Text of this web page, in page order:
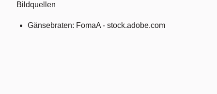
Bildquellen
Gänsebraten: FomaA - stock.adobe.com